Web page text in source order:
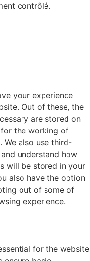
contrôlé.
your experience
Out of these, the
are stored on
the working of
We also use third-
understand how
will be stored in your
also have the option
out of some of
experience.
for the website